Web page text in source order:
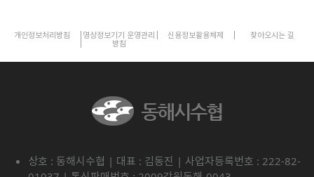
개인정보처리방침
영상정보기기 운영관리
방침
신용정보활용체제 찾아오시는 길
상호 : 동해시수협 | 대표 : 김동진 | 사업자등록번호 : 222-82-